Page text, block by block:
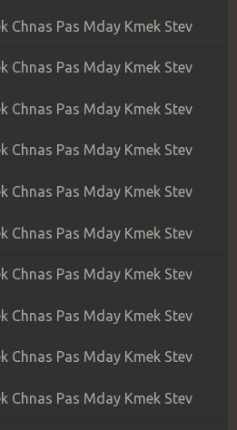
Chnas Pas Mday Kmek Stev
Chnas Pas Mday Kmek Stev
Chnas Pas Mday Kmek Stev
Chnas Pas Mday Kmek Stev
Chnas Pas Mday Kmek Stev
Chnas Pas Mday Kmek Stev
Chnas Pas Mday Kmek Stev
Chnas Pas Mday Kmek Stev
Chnas Pas Mday Kmek Stev
Chnas Pas Mday Kmek Stev